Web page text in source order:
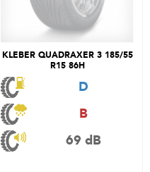
KLEBER QUADRAXER 3 185/55
R15 86H
D
B
69 dB